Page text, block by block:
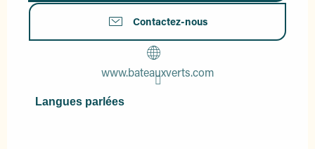
Contactez-nous
www.bateauxverts.com
Langues parlées
Langues parlées